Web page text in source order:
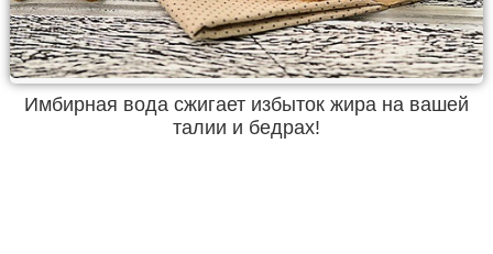
Имбирная вода сжигает избыток жира на вашей
талии и бедрах!